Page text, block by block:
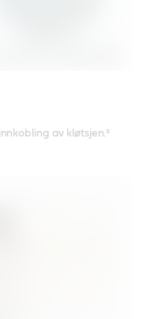
av kløtsjen.³